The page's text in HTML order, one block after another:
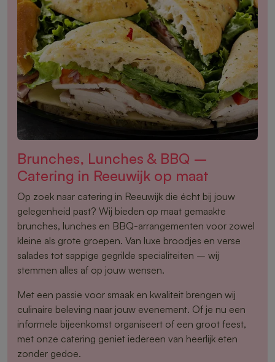
Brunches, Lunches & BBQ –
Catering in Reeuwijk op maat
Op zoek naar catering in Reeuwijk die écht bij jouw
gelegenheid past? Wij bieden op maat gemaakte
brunches, lunches en BBQ-arrangementen voor zowel
kleine als grote groepen. Van luxe broodjes en verse
salades tot sappige gegrilde specialiteiten – wij
stemmen alles af op jouw wensen.
Met een passie voor smaak en kwaliteit brengen wij
culinaire beleving naar jouw evenement. Of je nu een
informele bijeenkomst organiseert of een groot feest,
met onze catering geniet iedereen van heerlijk eten
zonder gedoe.